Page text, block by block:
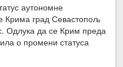
аутономне
Крима град Севастопољ
Одлука да се Крим преда
о промени статуса